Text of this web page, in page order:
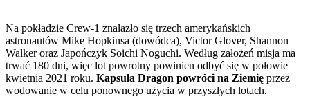
Na pokładzie Crew-1 znalazło się trzech amerykańskich
astronautów Mike Hopkinsa (dowódca), Victor Glover, Shannon
Walker oraz Japończyk Soichi Noguchi. Według założeń misja ma
trwać 180 dni, więc lot powrotny powinien odbyć się w połowie
kwietnia 2021 roku. Kapsuła Dragon powróci na Ziemię przez
wodowanie w celu ponownego użycia w przyszłych lotach.